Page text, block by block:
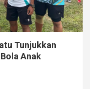
Tunjukkan
Anak